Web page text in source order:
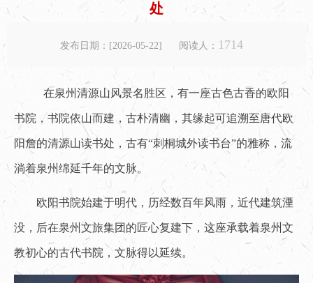
处
发布日期：[2026-05-22] 阅读人： 1714
在泉州清源山风景名胜区，有一座古色古香的欧阳
书院，书院依山而建，古朴清幽，其缘起可追溯至唐代欧
阳詹的清源山读书处，古有“刺桐城外读书台”的雅称，流
淌着泉州绵延千年的文脉。
欧阳书院始建于明代，历经数百年风雨，近代建筑湮
没，后在泉州文旅集团的匠心复建下，这座承载着泉州文
教初心的古代书院，文脉得以延续。